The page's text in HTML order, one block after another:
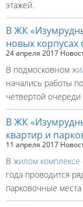
этажей.
В ЖК
новых корпусах
24 апреля 2017
В подмосковном
начались работы
четвертой очереди
В ЖК
квартир и
11 апреля 2017
В жилом
года проводится
парковочные